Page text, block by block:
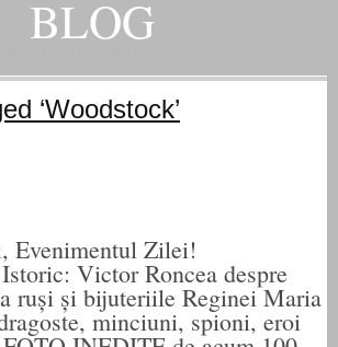
BLOG
‘Woodstock’
Evenimentul Zilei!
Victor Roncea despre
ruși și bijuteriile Reginei Maria
minciuni, spioni, eroi